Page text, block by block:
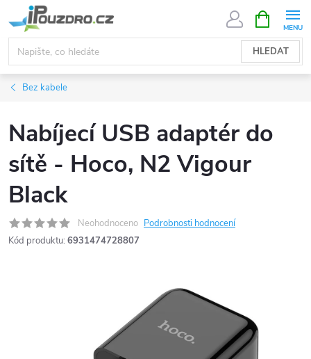
na
obsah
HLEDAT
NÁKUPNÍ
KOŠÍK
Bez kabele
Nabíjecí USB adaptér do
sítě - Hoco, N2 Vigour
Black
Neohodnoceno Podrobnosti hodnocení
Kód produktu: 6931474728807